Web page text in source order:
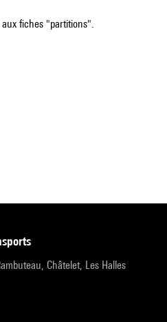
fiches "partitions".
Châtelet, Les Halles